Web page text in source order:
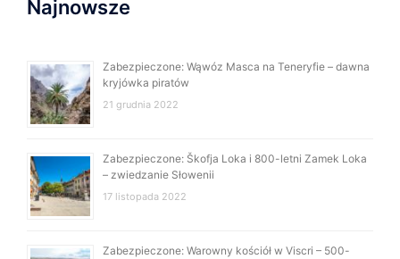
Najnowsze
Zabezpieczone: Wąwóz Masca na Teneryfie – dawna
kryjówka piratów
21 grudnia 2022
Zabezpieczone: Škofja Loka i 800-letni Zamek Loka
– zwiedzanie Słowenii
17 listopada 2022
Zabezpieczone: Warowny kościół w Viscri – 500-